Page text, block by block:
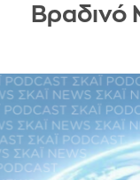
Βραδινό